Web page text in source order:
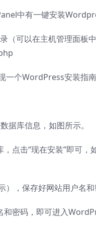
中有一键安装
（可以在主机管理面板
一个WordPress安装指
库信息，如图所示。
点击“现在安装”即可
，保存好网站用户名和
和密码，即可进入